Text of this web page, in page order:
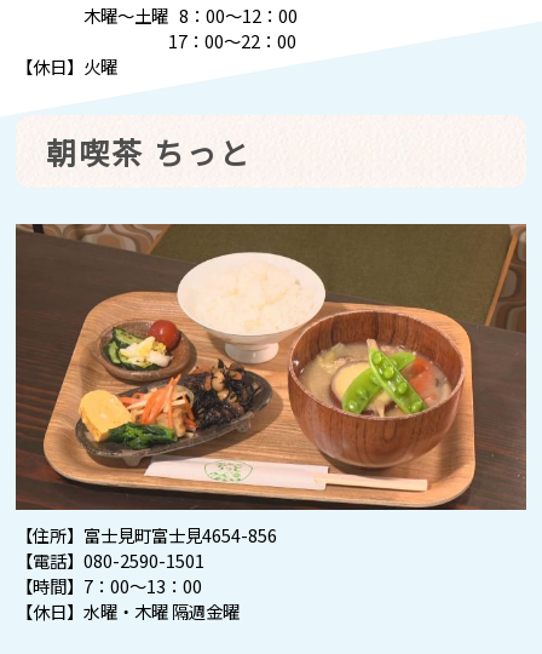
木曜～土曜 8：00～12：00
17：00～22：00
【休日】火曜
朝喫茶 ちっと
【住所】富士見町富士見4654-856
【電話】080-2590-1501
【時間】7：00～13：00
【休日】水曜・木曜 隔週金曜